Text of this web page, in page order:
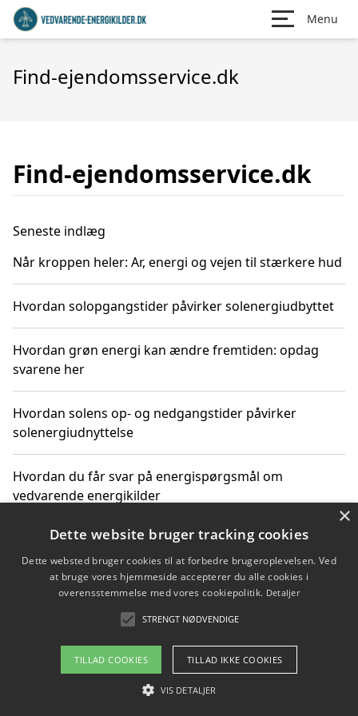
Menu
Find-ejendomsservice.dk
Find-ejendomsservice.dk
Seneste indlæg
Når kroppen heler: Ar, energi og vejen til stærkere hud
Hvordan solopgangstider påvirker solenergiudbyttet
Hvordan grøn energi kan ændre fremtiden: opdag
svarene her
Hvordan solens op- og nedgangstider påvirker
solenergiudnyttelse
Hvordan du får svar på energispørgsmål om
vedvarende energikilder
Copyright 2026 - Pilanto Aps
Om / kontakt
Blog Betingelser
×
Dette website bruger tracking cookies
Dette websted bruger cookies til at forbedre brugeroplevelsen. Ved
at bruge vores hjemmeside accepterer du alle cookies i
overensstemmelse med vores cookiepolitik. Detaljer
STRENGT NØDVENDIGE
TILLAD COOKIES TILLAD IKKE COOKIES
VIS DETALJER